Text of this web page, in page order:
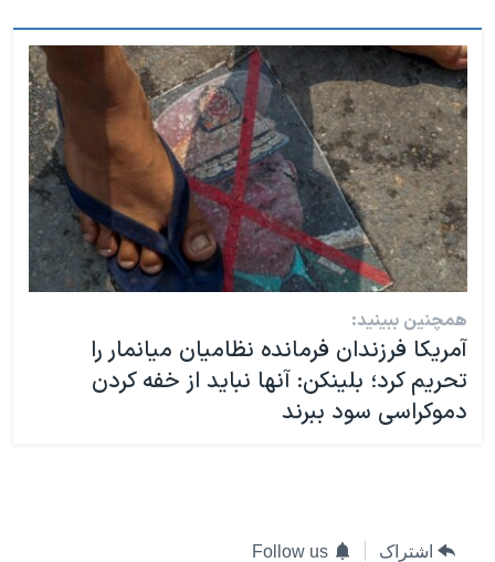
همچنین ببینید:
آمریکا فرزندان فرمانده نظامیان میانمار را
تحریم کرد؛ بلینکن: آنها نباید از خفه کردن
دموکراسی سود ببرند
اشتراک Follow us